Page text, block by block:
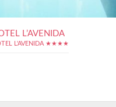
L’AVENIDA
L'AVENIDA ★★★★